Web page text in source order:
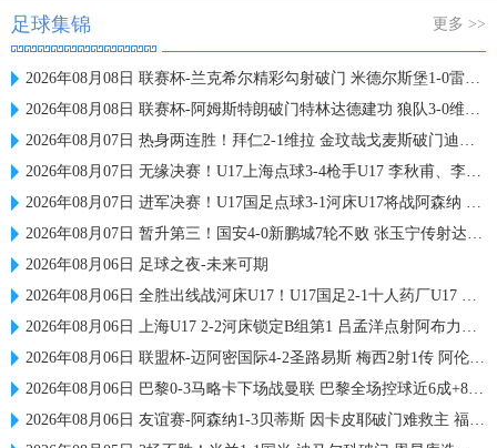
足球集锦 更多 >>
2026年08月08日 联赛杯-兰克希尔精彩勾射破门 米德尔斯堡1-0雷克瑟姆
2026年08月08日 联赛杯-阿姆斯特朗破门特林达德建功 狼队3-0维尔港
2026年08月07日 热身两连胜！拜仁2-1维拉 金玟哉戈麦斯破门迪亚斯替补建功
2026年08月07日 无缘决赛！U17上海点球3-4枪手U17 李秋甫、李文博失点王启戎扑点
2026年08月07日 进军决赛！U17国足点球3-1河床U17将战阿森纳 江宇涵替补两扑点
2026年08月07日 暂升第三！国安4-0新鹏城7轮不败 张玉宁传射达万双响法比奥破门
2026年08月06日 足球之夜-未来可期
2026年08月06日 全胜出线战河床U17！U17国足2-1十人药厂U17 赵松源登场1分钟传射
2026年08月06日 上海U17 2-2河床锁定B组第1 吕孟洋点射阿布力米破门 将战A组第2
2026年08月06日 联盟杯-迈阿密国际4-2圣路易斯 梅西2射1传 阿伦助攻戴帽
2026年08月06日 巴黎0-3马略卡下场战曼联 巴黎全场控球近6成+8射3正未果
2026年08月06日 友谊赛-阿森纳1-3贝蒂斯 因卡皮耶破门难救主 福纳尔斯1射2传